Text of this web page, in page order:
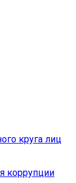
круга лиц
коррупции